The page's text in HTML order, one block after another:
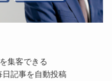
集客できる
記事を自動投稿